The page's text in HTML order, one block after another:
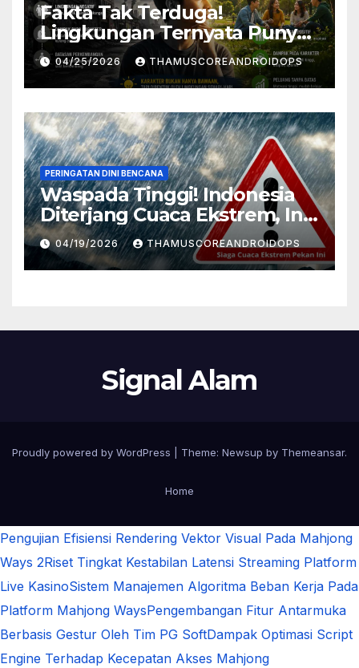
Fakta Tak Terduga!
Lingkungan Ternyata Punya
Pengaruh Besar Pada
Karakter Manusia, Ini
Penjelasannya
04/25/2026 THAMUSCOREANDROIDOPS
PERINGATAN DINI BENCANA
Waspada Tinggi! Indonesia
Diterjang Cuaca Ekstrem, Ini
Daftar Daerah Rawan
04/19/2026 THAMUSCOREANDROIDOPS
Signal Alam
Proudly powered by WordPress Theme: Newsup by Themeansar.
Home
Pengujian Efisiensi Rendering Vektor Visual Pada Mahjong
Ways 2Riset Tingkat Kestabilan Latensi Streaming Platform
Live KasinoSistem Manajemen Algoritma Beban Kerja Pada
Platform Mahjong WaysPengembangan Fitur Antarmuka
Berbasis Gestur Oleh Tim PG SoftDampak Optimasi Script
Engine Terhadap Kecepatan Akses Mahjong